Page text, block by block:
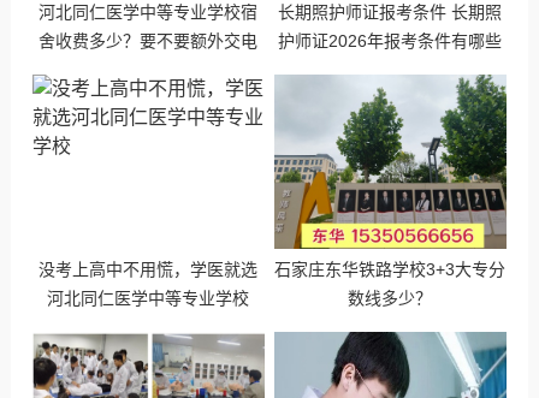
河北同仁医学中等专业学校宿
舍收费多少？要不要额外交电
长期照护师证报考条件 长期照
护师证2026年报考条件有哪些
没考上高中不用慌，学医就选
河北同仁医学中等专业学校
石家庄东华铁路学校3+3大专分
数线多少？